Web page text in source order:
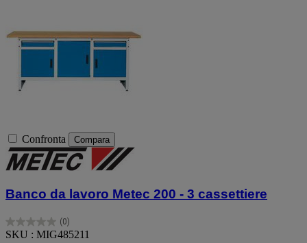
Confronta Compara
Banco da lavoro Metec 200 - 3 cassettiere
(0)
0.0
su
SKU : MIG485211